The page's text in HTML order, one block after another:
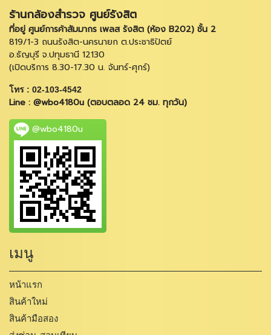
ร้านกล้องสำรวจ ศูนย์รังสิต
ที่อยู่ ศูนย์การค้าสัมมากร เพลส รังสิต (ห้อง B202) ชั้น 2
819/1-3 ถนนรังสิต-นครนายก ต.ประชาธิปัตย์
อ.ธัญบุรี จ.ปทุมธานี 12130
(เปิดบริการ 8.30-17.30 น. จันทร์-ศุกร์)
โทร : 02-103-4542
Line : @wbo4180u (ตอบตลอด 24 ชม. ทุกวัน)
@wbo4180u
เมนู
หน้าแรก
สินค้าใหม่
สินค้ามือสอง